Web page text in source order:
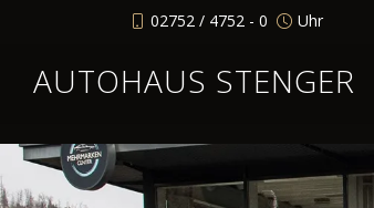
02752 / 4752 - 0 Uhr
AUTOHAUS STENGER